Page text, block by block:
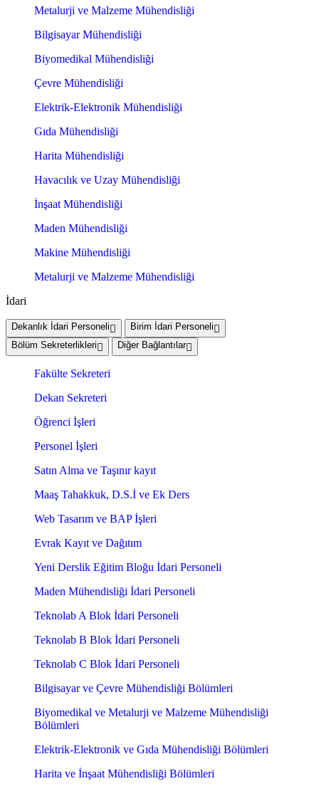
Metalurji ve Malzeme Mühendisliği
Bilgisayar Mühendisliği
Biyomedikal Mühendisliği
Çevre Mühendisliği
Elektrik-Elektronik Mühendisliği
Gıda Mühendisliği
Harita Mühendisliği
Havacılık ve Uzay Mühendisliği
İnşaat Mühendisliği
Maden Mühendisliği
Makine Mühendisliği
Metalurji ve Malzeme Mühendisliği
İdari
Dekanlık İdari Personeli
Birim İdari Personeli
Bölüm Sekreterlikleri
Diğer Bağlantılar
Fakülte Sekreteri
Dekan Sekreteri
Öğrenci İşleri
Personel İşleri
Satın Alma ve Taşınır kayıt
Maaş Tahakkuk, D.S.İ ve Ek Ders
Web Tasarım ve BAP İşleri
Evrak Kayıt ve Dağıtım
Yeni Derslik Eğitim Bloğu İdari Personeli
Maden Mühendisliği İdari Personeli
Teknolab A Blok İdari Personeli
Teknolab B Blok İdari Personeli
Teknolab C Blok İdari Personeli
Bilgisayar ve Çevre Mühendisliği Bölümleri
Biyomedikal ve Metalurji ve Malzeme Mühendisliği
Bölümleri
Elektrik-Elektronik ve Gıda Mühendisliği Bölümleri
Harita ve İnşaat Mühendisliği Bölümleri